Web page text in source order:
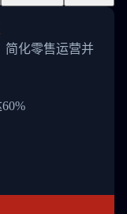
简化零售运营并